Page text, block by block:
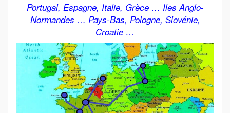
Portugal, Espagne, Italie, Grèce … Iles Anglo-
Normandes … Pays-Bas, Pologne, Slovénie,
Croatie …